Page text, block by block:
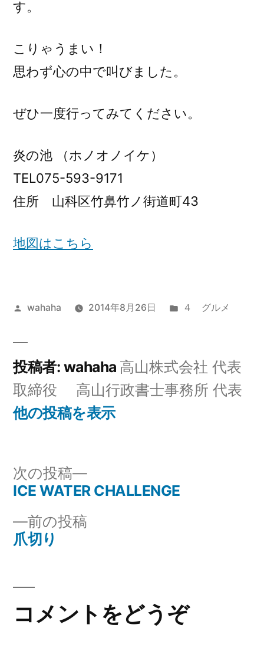
す。
こりゃうまい！
思わず心の中で叫びました。
ぜひ一度行ってみてください。
炎の池 （ホノオノイケ）
TEL075-593-9171
住所 山科区竹鼻竹ノ街道町43
地図はこちら
投
者:
wahaha 2014年8月26日
カ
ー:
４ グルメ
投稿者: wahaha 高山株式会社 代表
取締役 高山行政書士事務所 代表
他の投稿を表示
投
稿
ビ
ゲ
前の投稿
爪切り
次の投稿
次
の
ICE WATER CHALLENGE
コメントをどうぞ